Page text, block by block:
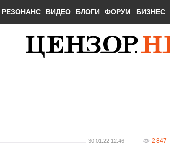
РЕЗОНАНС ВИДЕО БЛОГИ ФОРУМ БИЗНЕС
30.01.22 12:46 2 847